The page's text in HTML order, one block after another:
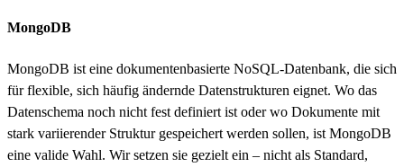
MongoDB
MongoDB ist eine dokumentenbasierte NoSQL-Datenbank, die sich
für flexible, sich häufig ändernde Datenstrukturen eignet. Wo das
Datenschema noch nicht fest definiert ist oder wo Dokumente mit
stark variierender Struktur gespeichert werden sollen, ist MongoDB
eine valide Wahl. Wir setzen sie gezielt ein – nicht als Standard,